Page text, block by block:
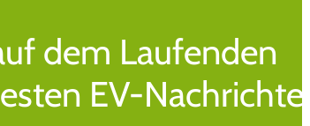
dem Laufenden
EV-Nachrichten.